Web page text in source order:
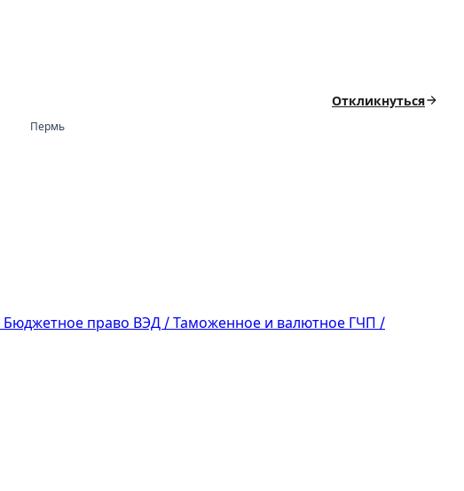
Пермь
Откликнуться
Бюджетное право ВЭД / Таможенное и валютное ГЧП /